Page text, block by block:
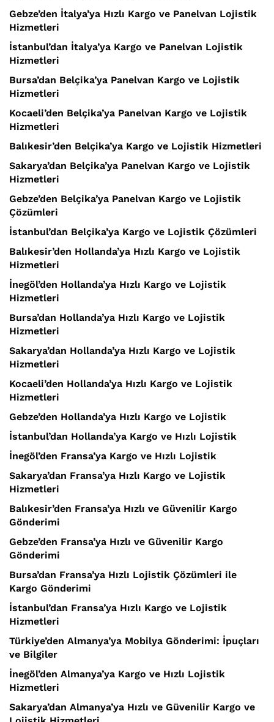
Gebze’den İtalya’ya Hızlı Kargo ve Panelvan Lojistik
Hizmetleri
İstanbul’dan İtalya’ya Kargo ve Panelvan Lojistik
Hizmetleri
Bursa’dan Belçika’ya Panelvan Kargo ve Lojistik
Hizmetleri
Kocaeli’den Belçika’ya Panelvan Kargo ve Lojistik
Hizmetleri
Balıkesir’den Belçika’ya Kargo ve Lojistik Hizmetleri
Sakarya’dan Belçika’ya Panelvan Kargo ve Lojistik
Hizmetleri
Gebze’den Belçika’ya Panelvan Kargo ve Lojistik
Çözümleri
İstanbul’dan Belçika’ya Kargo ve Lojistik Çözümleri
Balıkesir’den Hollanda’ya Hızlı Kargo ve Lojistik
Hizmetleri
İnegöl’den Hollanda’ya Hızlı Kargo ve Lojistik
Hizmetleri
Bursa’dan Hollanda’ya Hızlı Kargo ve Lojistik
Hizmetleri
Sakarya’dan Hollanda’ya Hızlı Kargo ve Lojistik
Hizmetleri
Kocaeli’den Hollanda’ya Hızlı Kargo ve Lojistik
Hizmetleri
Gebze’den Hollanda’ya Hızlı Kargo ve Lojistik
İstanbul’dan Hollanda’ya Kargo ve Hızlı Lojistik
İnegöl’den Fransa’ya Kargo ve Hızlı Lojistik
Sakarya’dan Fransa’ya Hızlı Kargo ve Lojistik
Hizmetleri
Balıkesir’den Fransa’ya Hızlı ve Güvenilir Kargo
Gönderimi
Gebze’den Fransa’ya Hızlı ve Güvenilir Kargo
Gönderimi
Bursa’dan Fransa’ya Hızlı Lojistik Çözümleri ile
Kargo Gönderimi
İstanbul’dan Fransa’ya Hızlı Kargo ve Lojistik
Hizmetleri
Türkiye’den Almanya’ya Mobilya Gönderimi: İpuçları
ve Bilgiler
İnegöl’den Almanya’ya Kargo ve Hızlı Lojistik
Hizmetleri
Sakarya’dan Almanya’ya Hızlı ve Güvenilir Kargo ve